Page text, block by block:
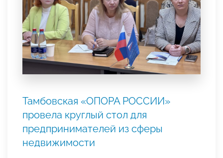
Тамбовская «ОПОРА РОССИИ»
провела круглый стол для
предпринимателей из сферы
недвижимости